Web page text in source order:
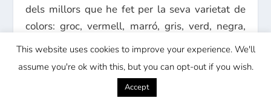
dels millors que he fet per la seva varietat de
colors: groc, vermell, marró, gris, verd, negra,
etc. Recomanable cent per cent. I tots els
turistes se’l perden després de fer un camí de
més de tres hores amb cotxe!!! Arriben fan
passeig de 45 minuts, foto al cràter i cap a casa.
This website uses cookies to improve your experience. We'll
assume you're ok with this, but you can opt-out if you wish.
Accept